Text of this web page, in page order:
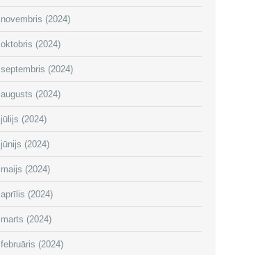
novembris (2024)
oktobris (2024)
septembris (2024)
augusts (2024)
jūlijs (2024)
jūnijs (2024)
maijs (2024)
aprīlis (2024)
marts (2024)
februāris (2024)